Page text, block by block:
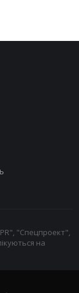
"Спецпроект",
на